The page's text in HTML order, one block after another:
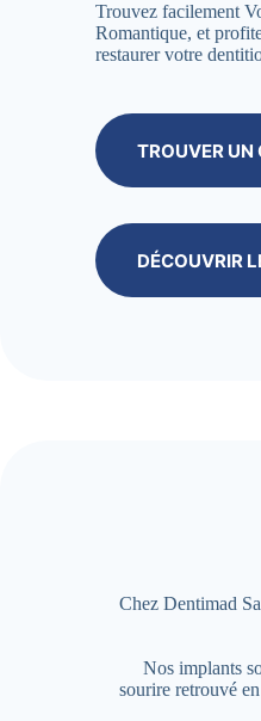
Trouvez facilement
Romantique, et
restaurer votre
TROUVER UN
DÉCOUVRIR
Chez Dentimad
Nos implants
sourire retrouvé